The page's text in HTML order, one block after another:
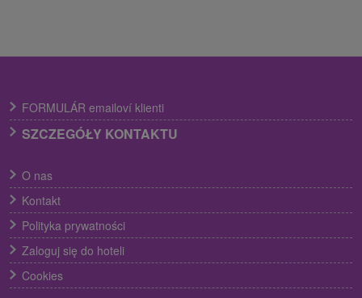
FORMULÁR emailoví klienti
SZCZEGÓŁY KONTAKTU
O nas
Kontakt
Polityka prywatności
Zaloguj się do hoteli
Cookies